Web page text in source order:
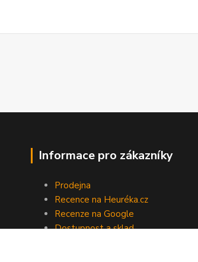
Informace pro zákazníky
Prodejna
Recence na Heuréka.cz
Recenze na Google
Dostupnost a sklad